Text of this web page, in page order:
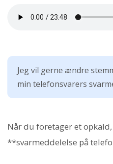
Jeg vil gerne ændre
min telefonsvarers
Når du foretager et
**svarmeddelelse på